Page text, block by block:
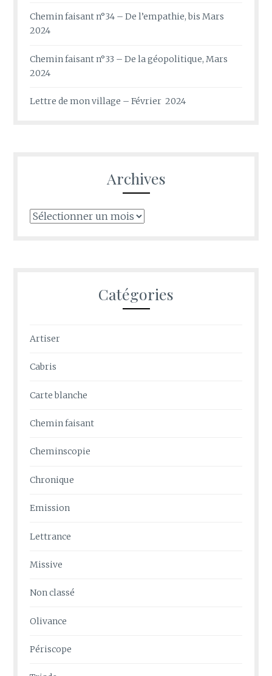
Chemin faisant n°34 – De l’empathie, bis Mars
2024
Chemin faisant n°33 – De la géopolitique, Mars
2024
Lettre de mon village – Février 2024
Archives
Archives
Catégories
Artiser
Cabris
Carte blanche
Chemin faisant
Cheminscopie
Chronique
Emission
Lettrance
Missive
Non classé
Olivance
Périscope